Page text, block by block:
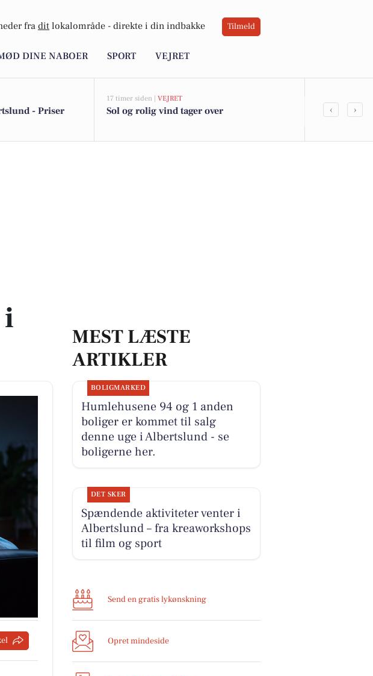
fra dit lokalområde - direkte i din indbakke Tilmeld
DINE NABOER SPORT VEJRET
- Priser
17 timer siden | VEJRET
Sol og rolig vind tager over
Savner du
‹ ›
i
MEST LÆSTE
ARTIKLER
BOLIGMARKED
Humlehusene 94 og 1 anden
boliger er kommet til salg
denne uge i Albertslund - se
boligerne her.
DET SKER
Spændende aktiviteter venter i
Albertslund – fra kreaworkshops
til film og sport
Send en gratis lykønskning
Opret mindeside